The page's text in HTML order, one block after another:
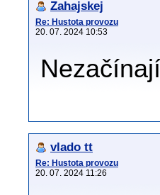
Zahajskej
Re: Hustota provozu
20. 07. 2024 10:53
vlado tt
Re: Hustota provozu
20. 07. 2024 11:26